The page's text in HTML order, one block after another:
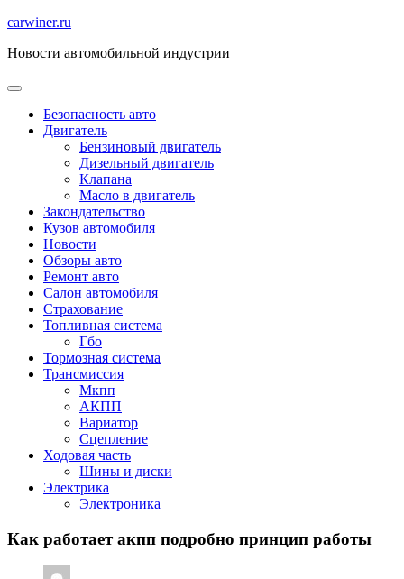
Перейти
содержимому
carwiner.ru
Новости автомобильной индустрии
Безопасность авто
Двигатель
Бензиновый двигатель
Дизельный двигатель
Клапана
Масло в двигатель
Закондательство
Кузов автомобиля
Новости
Обзоры авто
Ремонт авто
Салон автомобиля
Страхование
Топливная система
Гбо
Тормозная система
Трансмиссия
Мкпп
АКПП
Вариатор
Сцепление
Ходовая часть
Шины и диски
Электрика
Электроника
Как работает акпп подробно принцип работы